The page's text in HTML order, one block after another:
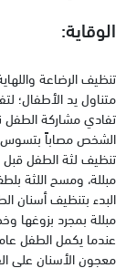
الوقاية:
تنظيف الرضاعة
متناول يد الأطفال؛
تفادي مشاركة الطفل
الشخص مصاباً بتسوس
تنظيف لثة الطفل
مبللة، ومسح اللثة
البدء بتنظيف أسنان
مبللة بمجرد بزوغها
عندما يكمل الطفل
معجون الأسنان على